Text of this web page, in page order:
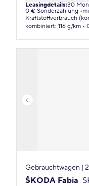
Leasingdetails:30
0 € Sonderzahlung
Kraftstoffverbrauch
kombiniert: 116 g/km
Gebrauchtwagen |
ŠKODA Fabia